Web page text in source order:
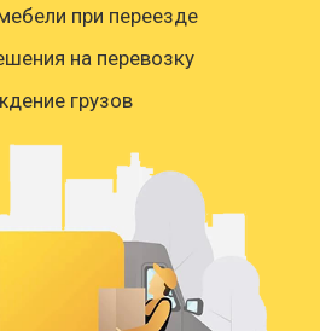
при переезде
на перевозку
грузов